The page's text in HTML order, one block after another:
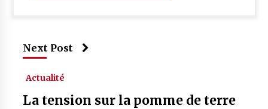
Next Post
Actualité
La tension sur la pomme de terre